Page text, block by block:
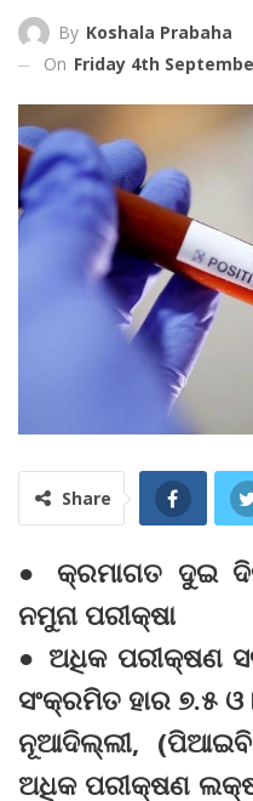
By Koshala Prabaha
On Friday 4th
Share
● କ୍ରମାଗତ ଦୁଇ
ନମୁନା ପରୀକ୍ଷା
● ଅଧିକ ପରୀକ୍ଷଣ
ସଂକ୍ରମିତ ହାର ୭.୫
ନୂଆଦିଲ୍ଲୀ,
ଅଧିକ ପରୀକ୍ଷଣ